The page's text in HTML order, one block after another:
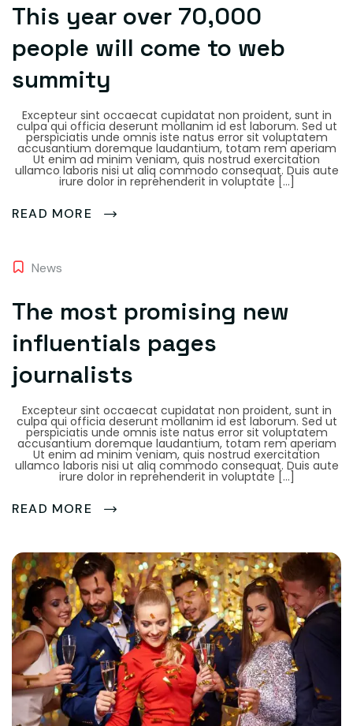
This year over 70,000
people will come to web
summity
Excepteur sint occaecat cupidatat non proident, sunt in
culpa qui officia deserunt mollanim id est laborum. Sed ut
perspiciatis unde omnis iste natus error sit voluptatem
accusantium doremque laudantium, totam rem aperiam
Ut enim ad minim veniam, quis nostrud exercitation
ullamco laboris nisi ut aliq commodo consequat. Duis aute
irure dolor in reprehenderit in voluptate […]
READ MORE
News
The most promising new
influentials pages
journalists
Excepteur sint occaecat cupidatat non proident, sunt in
culpa qui officia deserunt mollanim id est laborum. Sed ut
perspiciatis unde omnis iste natus error sit voluptatem
accusantium doremque laudantium, totam rem aperiam
Ut enim ad minim veniam, quis nostrud exercitation
ullamco laboris nisi ut aliq commodo consequat. Duis aute
irure dolor in reprehenderit in voluptate […]
READ MORE